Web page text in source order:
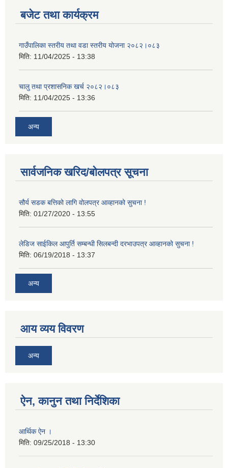
बजेट तथा कार्यक्रम
गाउँपालिका स्तरीय तथा वडा स्तरीय योजना २०८२।०८३
मिति: 11/04/2025 - 13:38
चालु तथा प्रशासनिक खर्च २०८२।०८३
मिति: 11/04/2025 - 13:36
अन्य
सार्वजनिक खरिद/बोलपत्र सूचना
सौर्य सडक बत्तिको लागि वोलपत्र आव्हानको सुचना !
मिति: 01/27/2020 - 13:55
लेडिज साईकिल आपुर्ति सम्बन्धी सिलबन्दी दरभाउपत्र आव्हानको सुचना !
मिति: 06/19/2018 - 13:37
अन्य
आय व्यय विवरण
अन्य
ऐन, कानुन तथा निर्देशिका
आर्थिक ऐन ।
मिति: 09/25/2018 - 13:30